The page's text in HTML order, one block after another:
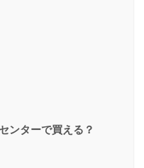
ンターで買える？